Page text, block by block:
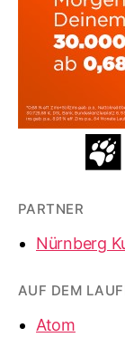
PARTNER
Nürnberg
AUF DEM
Atom